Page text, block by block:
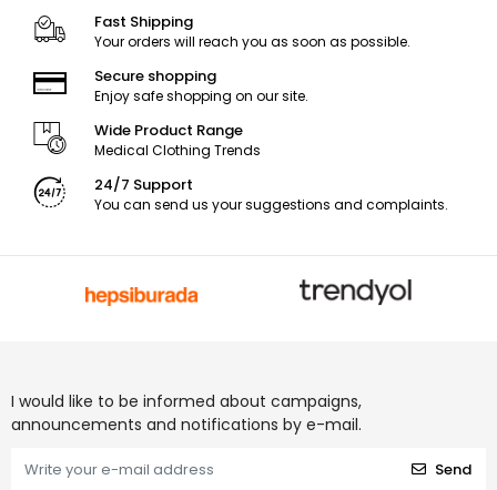
Fast Shipping
Your orders will reach you as soon as possible.
Secure shopping
Enjoy safe shopping on our site.
Wide Product Range
Medical Clothing Trends
24/7 Support
You can send us your suggestions and complaints.
I would like to be informed about campaigns,
announcements and notifications by e-mail.
Send